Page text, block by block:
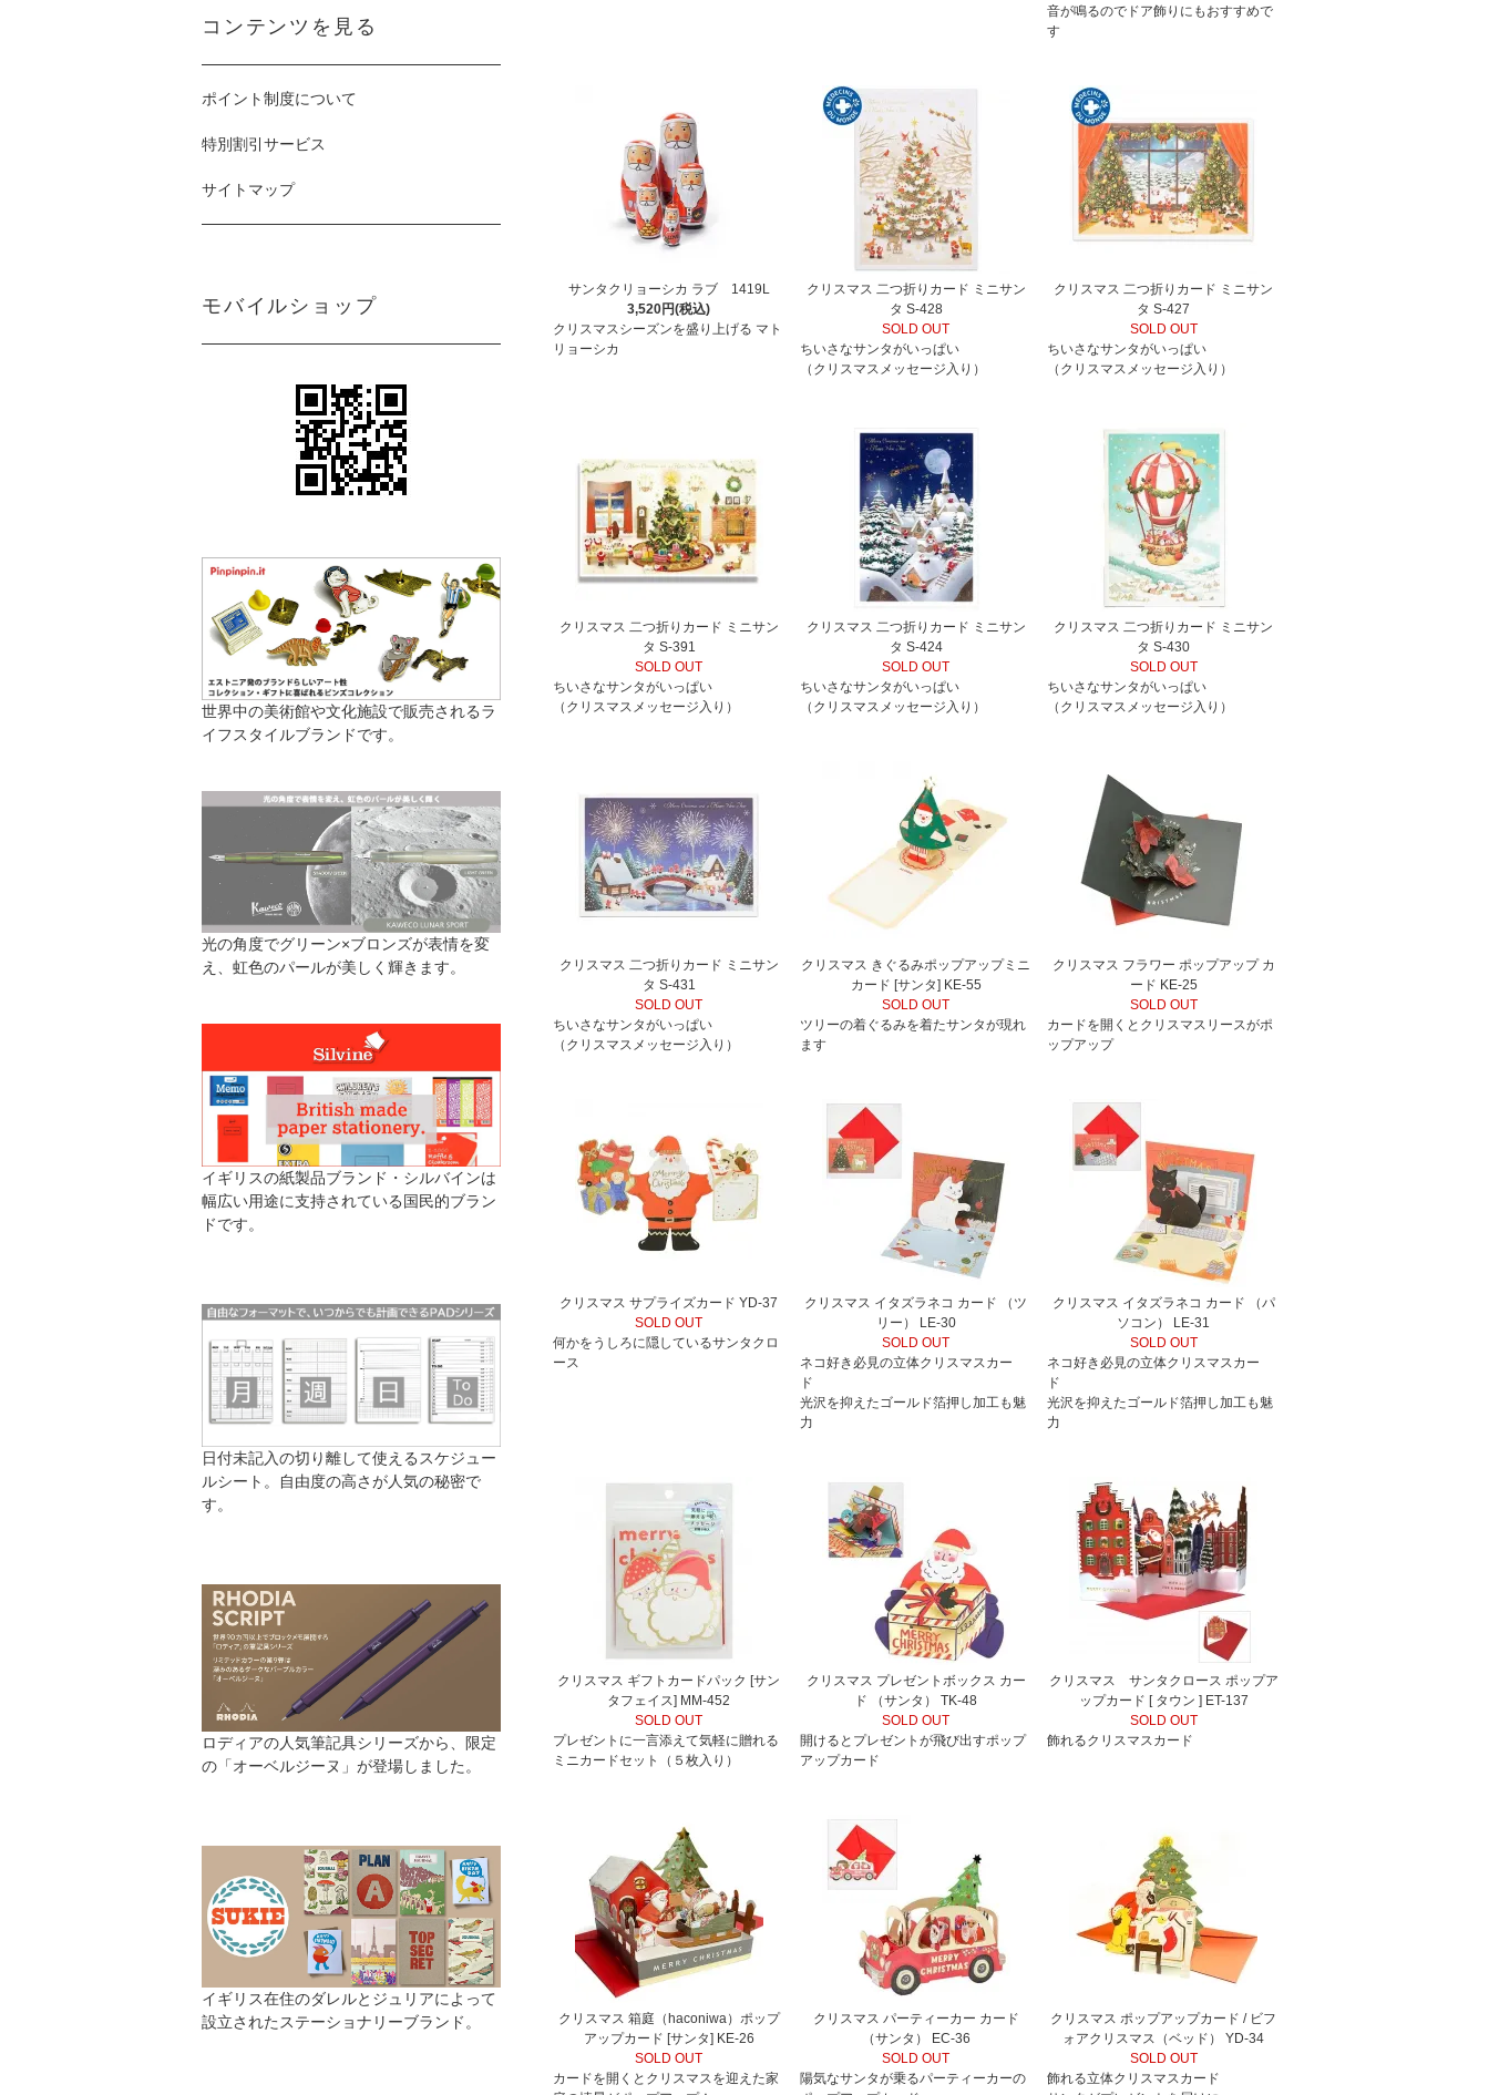
音が鳴るのでドア飾りにもおすすめで
す
サンタクリョーシカ ラブ 1419L
3,520円(税込)
クリスマスシーズンを盛り上げる マト
リョーシカ
クリスマス 二つ折りカード ミニサン
タ S-428
SOLD OUT
ちいさなサンタがいっぱい
（クリスマスメッセージ入り）
クリスマス 二つ折りカード ミニサン
タ S-427
SOLD OUT
ちいさなサンタがいっぱい
（クリスマスメッセージ入り）
クリスマス 二つ折りカード ミニサン
タ S-391
SOLD OUT
ちいさなサンタがいっぱい
（クリスマスメッセージ入り）
クリスマス 二つ折りカード ミニサン
タ S-424
SOLD OUT
ちいさなサンタがいっぱい
（クリスマスメッセージ入り）
クリスマス 二つ折りカード ミニサン
タ S-430
SOLD OUT
ちいさなサンタがいっぱい
（クリスマスメッセージ入り）
クリスマス 二つ折りカード ミニサン
タ S-431
SOLD OUT
ちいさなサンタがいっぱい
（クリスマスメッセージ入り）
クリスマス きぐるみポップアップミニ
カード [サンタ] KE-55
SOLD OUT
ツリーの着ぐるみを着たサンタが現れ
ます
クリスマス フラワー ポップアップ カ
ード KE-25
SOLD OUT
カードを開くとクリスマスリースがポ
ップアップ
クリスマス サプライズカード YD-37
SOLD OUT
何かをうしろに隠しているサンタクロ
ース
クリスマス イタズラネコ カード （ツ
リー） LE-30
SOLD OUT
ネコ好き必見の立体クリスマスカー
ド
光沢を抑えたゴールド箔押し加工も魅
力
クリスマス イタズラネコ カード （パ
ソコン） LE-31
SOLD OUT
ネコ好き必見の立体クリスマスカー
ド
光沢を抑えたゴールド箔押し加工も魅
力
クリスマス ギフトカードパック [サン
タフェイス] MM-452
SOLD OUT
プレゼントに一言添えて気軽に贈れる
ミニカードセット（５枚入り）
クリスマス プレゼントボックス カー
ド （サンタ） TK-48
SOLD OUT
開けるとプレゼントが飛び出すポップ
アップカード
クリスマス サンタクロース ポップア
ップカード [ タウン ] ET-137
SOLD OUT
飾れるクリスマスカード
クリスマス 箱庭（haconiwa）ポップ
アップカード [サンタ] KE-26
SOLD OUT
カードを開くとクリスマスを迎えた家
クリスマス パーティーカー カード
（サンタ） EC-36
SOLD OUT
陽気なサンタが乗るパーティーカーの
クリスマス ポップアップカード / ビフ
ォアクリスマス（ベッド） YD-34
SOLD OUT
飾れる立体クリスマスカード
コンテンツを見る
ポイント制度について
特別割引サービス
サイトマップ
モバイルショップ
世界中の美術館や文化施設で販売されるラ
イフスタイルブランドです。
光の角度でグリーン×ブロンズが表情を変
え、虹色のパールが美しく輝きます。
イギリスの紙製品ブランド・シルバインは
幅広い用途に支持されている国民的ブラン
ドです。
日付未記入の切り離して使えるスケジュー
ルシート。自由度の高さが人気の秘密で
す。
ロディアの人気筆記具シリーズから、限定
の「オーベルジーヌ」が登場しました。
イギリス在住のダレルとジュリアによって
設立されたステーショナリーブランド。